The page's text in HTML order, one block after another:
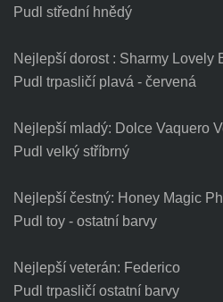
Pudl střední hnědý
Nejlepší dorost : Sharmy Lovely
Pudl trpasličí plavá - červená
Nejlepší mladý: Dolce Vaquero
Pudl velký stříbrný
Nejlepší čestný: Honey Magic
Pudl toy - ostatní barvy
Nejlepší veterán: Federico
Pudl trpasličí ostatní barvy